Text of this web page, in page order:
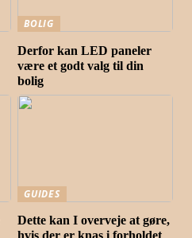
BOLIG
Derfor kan LED paneler
være et godt valg til din
bolig
GUIDES
Dette kan I overveje at gøre,